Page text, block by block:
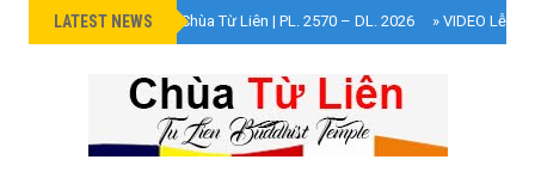
LATEST NEWS
»Đại Lễ Phật Đản Chùa Từ Liên | PL. 2570 – DL. 2026 » VIDEO Lễ